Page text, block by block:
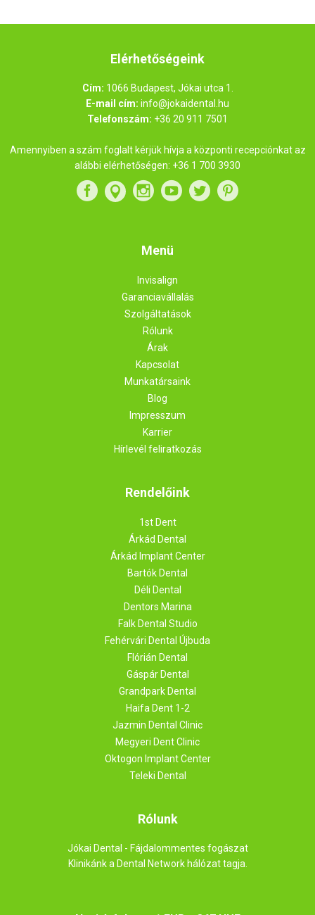
Elérhetőségeink
Cím: 1066 Budapest, Jókai utca 1.
E-mail cím: info@jokaidental.hu
Telefonszám: +36 20 911 7501
Amennyiben a szám foglalt kérjük hívja a központi recepciónkat az
alábbi elérhetőségen: +36 1 700 3930
Menü
Invisalign
Garanciavállalás
Szolgáltatások
Rólunk
Árak
Kapcsolat
Munkatársaink
Blog
Impresszum
Karrier
Hírlevél feliratkozás
Rendelőink
1st Dent
Árkád Dental
Árkád Implant Center
Bartók Dental
Déli Dental
Dentors Marina
Falk Dental Studio
Fehérvári Dental Újbuda
Flórián Dental
Gáspár Dental
Grandpark Dental
Haifa Dent 1-2
Jazmin Dental Clinic
Megyeri Dent Clinic
Oktogon Implant Center
Teleki Dental
Rólunk
Jókai Dental - Fájdalommentes fogászat
Klinikánk a Dental Network hálózat tagja.